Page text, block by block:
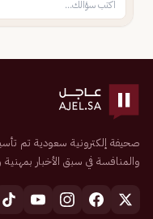
والمنافسة في سبق الأخبار